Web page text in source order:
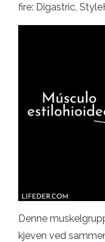
fire: Digastric,
Denne
kjeven ved